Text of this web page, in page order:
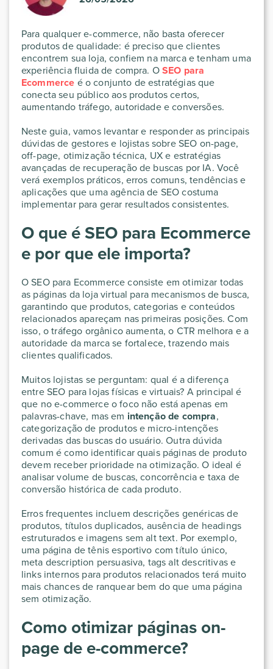
Para qualquer e-commerce, não basta oferecer
produtos de qualidade: é preciso que clientes
encontrem sua loja, confiem na marca e tenham uma
experiência fluida de compra. OSEO para
Ecommerce é o conjunto de estratégias que
conecta seu público aos produtos certos,
aumentando tráfego, autoridade e conversões.
Neste guia, vamos levantar e responder as principais
dúvidas de gestores e lojistas sobre SEO on-page,
off-page, otimização técnica, UX e estratégias
avançadas de recuperação de buscas por IA. Você
verá exemplos práticos, erros comuns, tendências e
aplicações que uma agência de SEO costuma
implementar para gerar resultados consistentes.
O que é SEO para Ecommerce
e por que ele importa?
O SEO para Ecommerce consiste em otimizar todas
as páginas da loja virtual para mecanismos de busca,
garantindo que produtos, categorias e conteúdos
relacionados apareçam nas primeiras posições. Com
isso, o tráfego orgânico aumenta, o CTR melhora e a
autoridade da marca se fortalece, trazendo mais
clientes qualificados.
Muitos lojistas se perguntam: qual é a diferença
entre SEO para lojas físicas e virtuais? A principal é
que no e-commerce o foco não está apenas em
palavras-chave, mas em intenção de compra,
categorização de produtos e micro-intenções
derivadas das buscas do usuário. Outra dúvida
comum é como identificar quais páginas de produto
devem receber prioridade na otimização. O ideal é
analisar volume de buscas, concorrência e taxa de
conversão histórica de cada produto.
Erros frequentes incluem descrições genéricas de
produtos, títulos duplicados, ausência de headings
estruturados e imagens sem alt text. Por exemplo,
uma página de tênis esportivo com título único,
meta description persuasiva, tags alt descritivas e
links internos para produtos relacionados terá muito
mais chances de ranquear bem do que uma página
sem otimização.
Como otimizar páginas on-
page de e-commerce?